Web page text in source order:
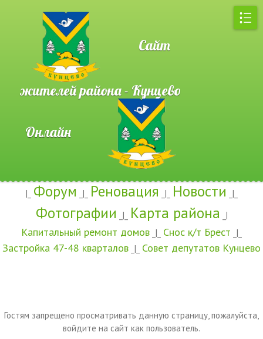
Сайт
жителей района - Кунцево
Онлайн
|_ Форум _|_ Реновация _|_ Новости _|_
Фотографии _|_ Карта района _|
Капитальный ремонт домов _|_ Снос к/т Брест _|_
Застройка 47-48 кварталов _|_ Совет депутатов Кунцево
Гостям запрещено просматривать данную страницу, пожалуйста,
войдите на сайт как пользователь.